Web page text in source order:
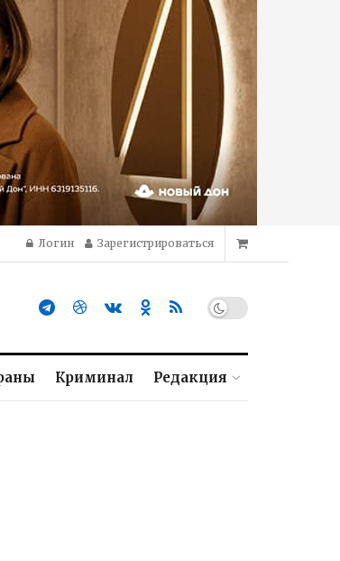
Логин Зарегистрироваться
Криминал Редакция